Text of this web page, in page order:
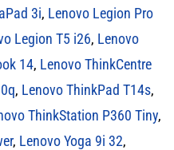
3i, Lenovo Legion Pro
Legion T5 i26, Lenovo
14, Lenovo ThinkCentre
, Lenovo ThinkPad T14s,
ThinkStation P360 Tiny,
, Lenovo Yoga 9i 32,